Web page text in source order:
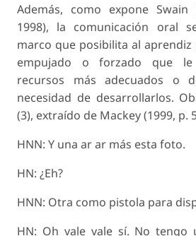
Además, como expone Swain
1998), la comunicación oral
marco que posibilita al
empujado o forzado que le
recursos más adecuados o
necesidad de desarrollarlos.
(3), extraído de Mackey (1999, p.
HNN: Y una ar ar más esta foto.
HN: ¿Eh?
HNN: Otra como pistola para
HN: Oh vale vale sí. No tengo